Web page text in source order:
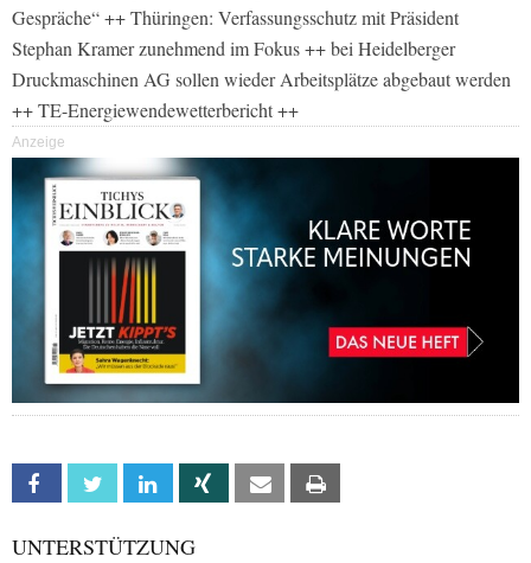
Gespräche“ ++ Thüringen: Verfassungsschutz mit Präsident
Stephan Kramer zunehmend im Fokus ++ bei Heidelberger
Druckmaschinen AG sollen wieder Arbeitsplätze abgebaut werden
++ TE-Energiewendewetterbericht ++
Anzeige
Facebook Twitter Linkedin Xing Email
UNTERSTÜTZUNG